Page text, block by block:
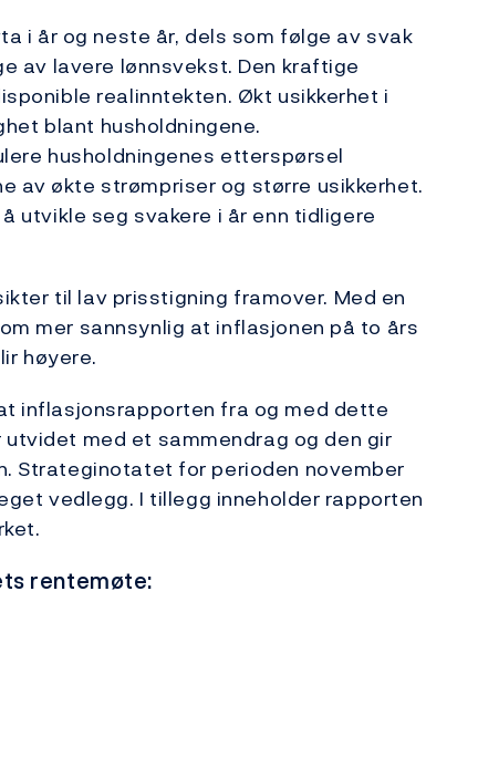
i år og neste år, dels som følge av svak
av lavere lønnsvekst. Den kraftige
realinntekten. Økt usikkerhet i
blant husholdningene.
husholdningenes etterspørsel
av økte strømpriser og større usikkerhet.
utvikle seg svakere i år enn tidligere
til lav prisstigning framover. Med en
mer sannsynlig at inflasjonen på to års
høyere.
inflasjonsrapporten fra og med dette
med et sammendrag og den gir
Strateginotatet for perioden november
vedlegg. I tillegg inneholder rapporten
rentemøte: